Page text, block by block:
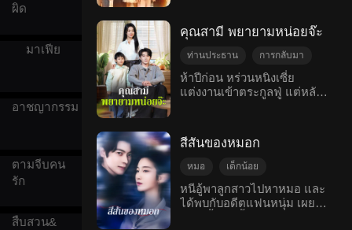
ผิด
มาเฟีย
อาชญากรรม
ตามจีบคน
รัก
สืบสวน&
พ่อให้กำเนิดในชนบทเข้า!
ผู้ชายเมื่อห้าปีก่อนกลับเป็นแค่
ชาวนาชนบท เอาเถอะ รับไว้
เป็นเป็นสามีก็ได้ แต่หลัง
แต่งงาน เธอกลับพบว่าสามี
ชาวนาคนนี้คือคือประมุข
หลินเสวี่ยเยว่ น้องสาวต่าง
มารดาของหลินโม่หลูมากับ
พ่อของพวกเขาเพื่อมาจับได้
หลินโม่หลูได้ทำสัญญาว่าจะ
แต่งงานกับลูกชายของ
และทำให้ครอบครัวหลินเสื่อม
เสียชื่อเสียง พวกเขาจึงไล่เธอ
ออกจากบ้าน หลินโม่หลูรู้สึก
ชนบท ที่นั่น เธอได้เรียนรู้
ทักษะทางการแพทย์ภายใต้
คุณสามี พยายามหน่อยจ๊ะ
ท่านประธาน
การกลับมา
การแต่งงาน
เด็กน้อย
จบดี
โรแมนติกสมัยใหม่
ห้าปีก่อน หร่วนหนิงเซี่ย
แต่งงานเข้าตระกูลฟู่ แต่หลัง
ละลายและเป็นอัมพาต เขาคิด
ว่า หร่วนหนิงเซี่ยที่เห็นแก่เงิน
จะต้องจากไป แต่เธอกลับ
แรกคิดว่าเธอมีใจให้เขา แต่
เมื่อรู้ความจริงแล้วก็รู้สึก
สีสันของหมอก
หมอ
เด็กน้อย
แม่เลี้ยงเดี่ยว
คืนดี
โรแมนติกสมัยใหม่
หนีอู้พาลูกสาวไปหาหมอ และ
ได้พบกับอดีตแฟนหนุ่ม เผยฮ